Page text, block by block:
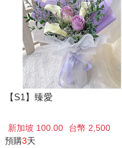
【S1】臻愛
新加坡 100.00
台幣 2,500
預購3天